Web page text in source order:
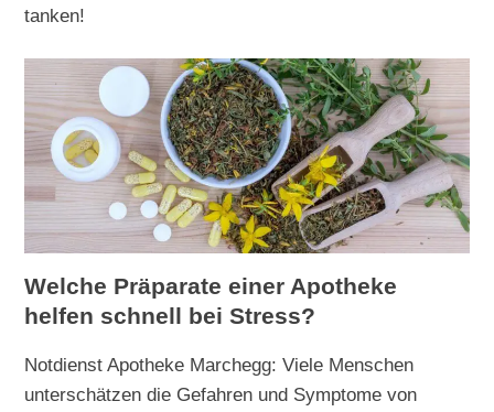
tanken!
Welche Präparate einer Apotheke
helfen schnell bei Stress?
Notdienst Apotheke Marchegg: Viele Menschen
unterschätzen die Gefahren und Symptome von